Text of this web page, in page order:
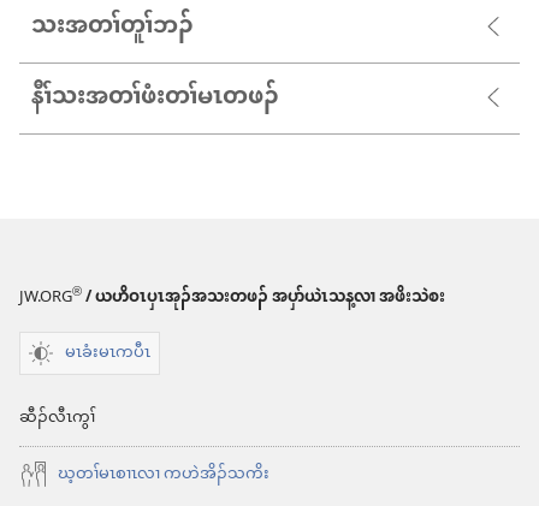
သးအတၢ်တူၢ်ဘၣ်
နီၢ်သးအတၢ်ဖံးတၢ်မၤတဖၣ်
JW.ORG®/ ယဟိဝၤပှၤအုၣ်အသးတဖၣ် အပှာ်ယဲၤသန့လၢ အဖိးသဲစး
မၤခံးမၤကပီၤ
ဆီၣ်လီၤကွၢ်
ဃ့တၢ်မၤစၢၤလၢ ကဟဲအိၣ်သကိး